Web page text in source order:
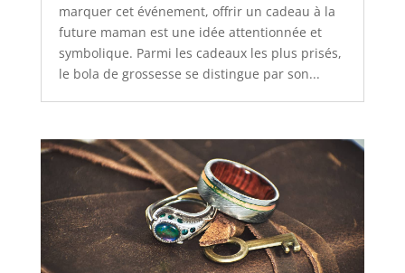
marquer cet événement, offrir un cadeau à la
future maman est une idée attentionnée et
symbolique. Parmi les cadeaux les plus prisés,
le bola de grossesse se distingue par son...